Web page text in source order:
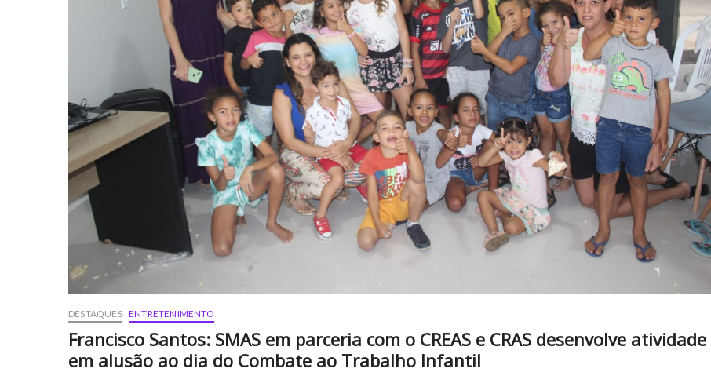
DESTAQUES ENTRETENIMENTO
Francisco Santos: SMAS em parceria com o CREAS e CRAS desenvolve atividade
em alusão ao dia do Combate ao Trabalho Infantil